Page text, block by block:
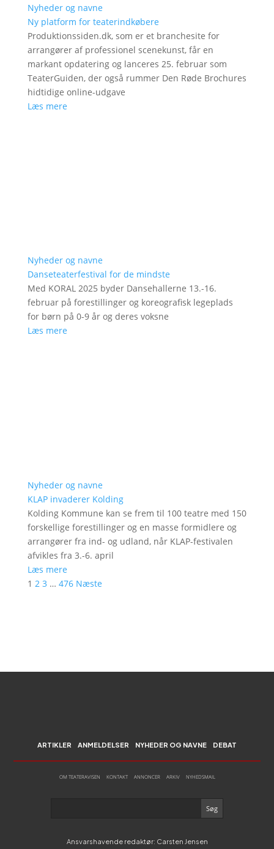
Nyheder og navne
Ny platform for teaterindkøbere
Produktionssiden.dk, som er et branchesite for
arrangører af professionel scenekunst, får en
markant opdatering og lanceres 25. februar som
TeaterGuiden, der også rummer Den Røde Brochures
hidtidige online-udgave
Læs mere
Nyheder og navne
Danseteaterfestival for de mindste
Med KORAL 2025 byder Dansehallerne 13.-16.
februar på forestillinger og koreografisk legeplads
for børn på 0-9 år og deres voksne
Læs mere
Nyheder og navne
KLAP invaderer Kolding
Kolding Kommune kan se frem til 100 teatre med 150
forskellige forestillinger og en masse formidlere og
arrangører fra ind- og udland, når KLAP-festivalen
afvikles fra 3.-6. april
Læs mere
1 2 3 … 476 Næste
ARTIKLER ANMELDELSER NYHEDER OG NAVNE DEBAT
OM TEATERAVISEN KONTAKT ANNONCER ARKIV NYHEDSMAIL
Ansvarshavende redaktør: Carsten Jensen